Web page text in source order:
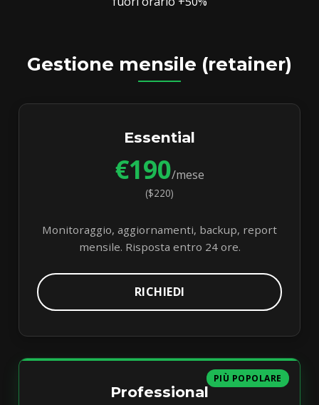
Gestione mensile (retainer)
Essential
€190/mese
($220)
Monitoraggio, aggiornamenti, backup, report
mensile. Risposta entro 24 ore.
RICHIEDI
PIÙ POPOLARE
Professional